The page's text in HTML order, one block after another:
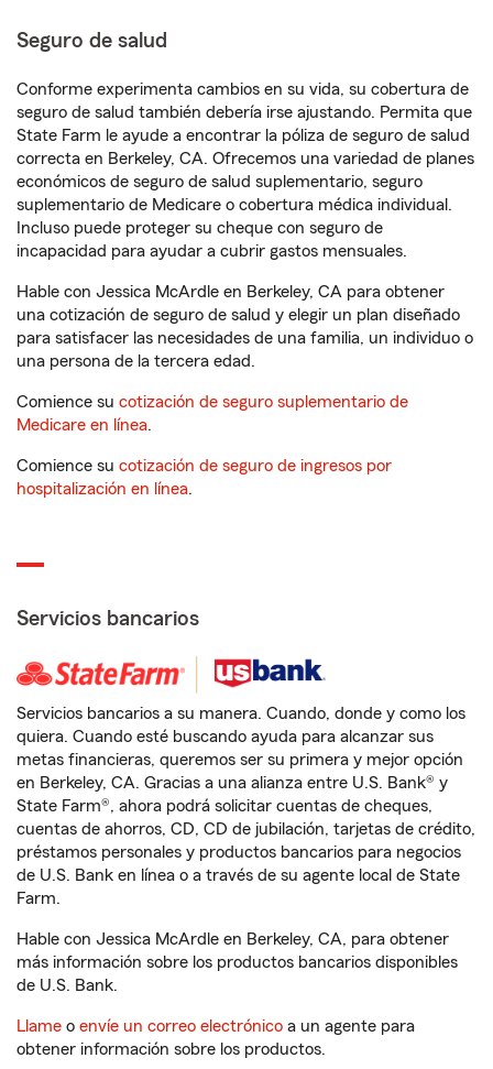
Seguro de salud
Conforme experimenta cambios en su vida, su cobertura de
seguro de salud también debería irse ajustando. Permita que
State Farm le ayude a encontrar la póliza de seguro de salud
correcta en Berkeley, CA. Ofrecemos una variedad de planes
económicos de seguro de salud suplementario, seguro
suplementario de Medicare o cobertura médica individual.
Incluso puede proteger su cheque con seguro de
incapacidad para ayudar a cubrir gastos mensuales.
Hable con Jessica McArdle en Berkeley, CA para obtener
una cotización de seguro de salud y elegir un plan diseñado
para satisfacer las necesidades de una familia, un individuo o
una persona de la tercera edad.
Comience su cotización de seguro suplementario de
Medicare en línea.
Comience su cotización de seguro de ingresos por
hospitalización en línea.
Servicios bancarios
Servicios bancarios a su manera. Cuando, donde y como los
quiera. Cuando esté buscando ayuda para alcanzar sus
metas financieras, queremos ser su primera y mejor opción
en Berkeley, CA. Gracias a una alianza entre U.S. Bank® y
State Farm®, ahora podrá solicitar cuentas de cheques,
cuentas de ahorros, CD, CD de jubilación, tarjetas de crédito,
préstamos personales y productos bancarios para negocios
de U.S. Bank en línea o a través de su agente local de State
Farm.
Hable con Jessica McArdle en Berkeley, CA, para obtener
más información sobre los productos bancarios disponibles
de U.S. Bank.
Llame o envíe un correo electrónico a un agente para
obtener información sobre los productos.